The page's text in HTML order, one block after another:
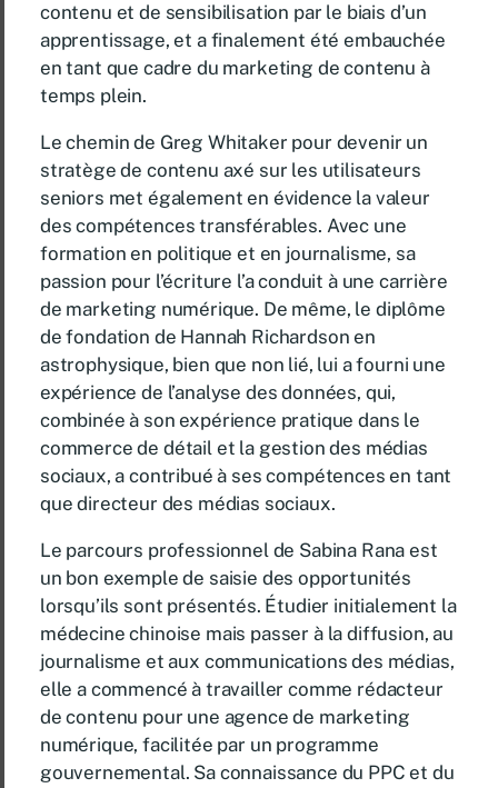
contenu et de sensibilisation par le biais d’un
apprentissage, et a finalement été embauchée
en tant que cadre du marketing de contenu à
temps plein.
Le chemin de Greg Whitaker pour devenir un
stratège de contenu axé sur les utilisateurs
seniors met également en évidence la valeur
des compétences transférables. Avec une
formation en politique et en journalisme, sa
passion pour l’écriture l’a conduit à une carrière
de marketing numérique. De même, le diplôme
de fondation de Hannah Richardson en
astrophysique, bien que non lié, lui a fourni une
expérience de l’analyse des données, qui,
combinée à son expérience pratique dans le
commerce de détail et la gestion des médias
sociaux, a contribué à ses compétences en tant
que directeur des médias sociaux.
Le parcours professionnel de Sabina Rana est
un bon exemple de saisie des opportunités
lorsqu’ils sont présentés. Étudier initialement la
médecine chinoise mais passer à la diffusion, au
journalisme et aux communications des médias,
elle a commencé à travailler comme rédacteur
de contenu pour une agence de marketing
numérique, facilitée par un programme
gouvernemental. Sa connaissance du PPC et du